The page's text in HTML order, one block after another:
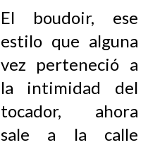
El boudoir, ese
estilo que alguna
vez perteneció a
la intimidad del
tocador, ahora
sale a la calle